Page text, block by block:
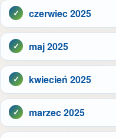
czerwiec 2025
maj 2025
kwiecień 2025
marzec 2025